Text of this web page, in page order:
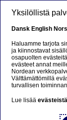
Yksilöllistä
Dansk English
Haluamme tarjota
ja kiinnostavat
osapuolten
evästeet annat
Nordean
Välttämättömillä
turvallisen
Lue lisääevästeistä